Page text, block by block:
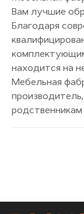
Вам лучшие
Благодаря
находится на
Мебельная